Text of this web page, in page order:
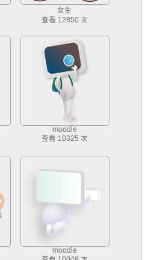
女生
查看 12850 次
moodle
查看 10325 次
moodle